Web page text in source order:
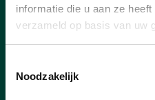
informatie die u aan ze
verzameld op basis van uw
Noodzakelijk
lees meer